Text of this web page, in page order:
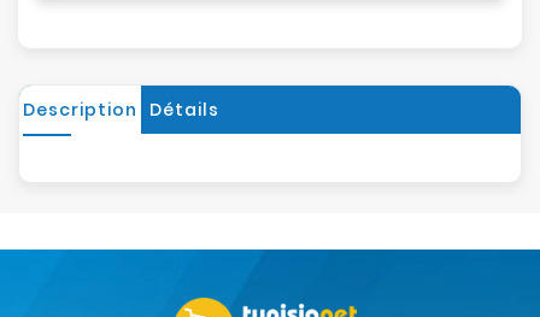
Description Détails